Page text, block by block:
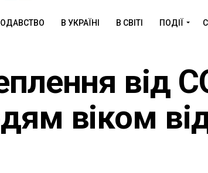
В УКРАЇНІ В СВІТІ ПОДІЇ
від
віком